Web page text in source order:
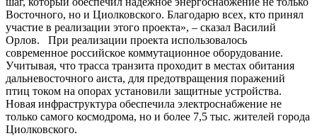
Восточного, но и Циолковского. Благодарю всех, кто принял
участие в реализации этого проекта», – сказал Василий
Орлов. При реализации проекта использовалось
современное российское коммутационное оборудование.
Учитывая, что трасса транзита проходит в местах обитания
дальневосточного аиста, для предотвращения поражений
птиц током на опорах установили защитные устройства.
Новая инфраструктура обеспечила электроснабжение не
только самого космодрома, но и более 7,5 тыс. жителей города
Циолковского.